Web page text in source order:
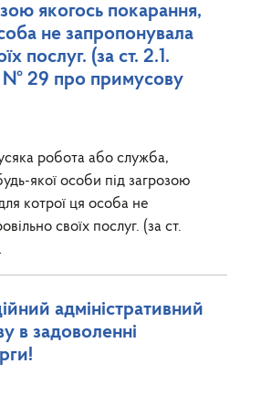
якогось покарання,
не запропонувала
послуг. (за ст. 2.1.
29 про примусову
робота або служба,
якої особи під загрозою
котрої ця особа не
своїх послуг. (за ст.
адміністративний
в задоволенні